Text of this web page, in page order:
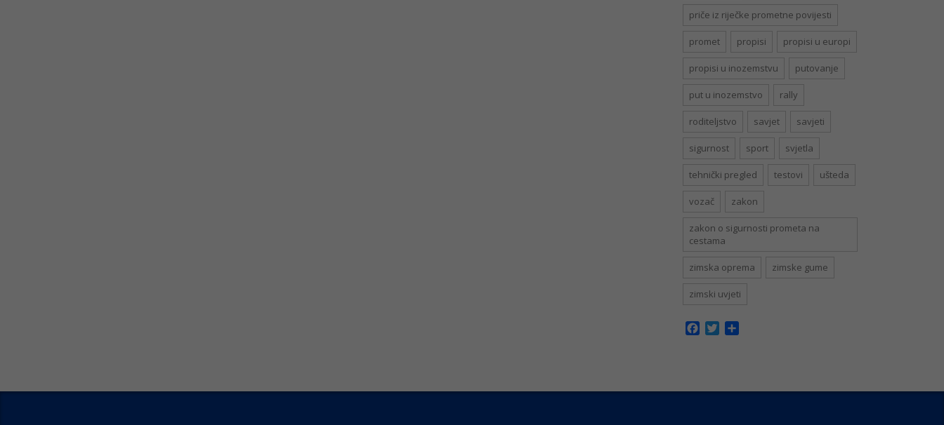
priče iz riječke prometne povijesti
promet propisi propisi u europi
propisi u inozemstvu putovanje
put u inozemstvo rally
roditeljstvo savjet savjeti
sigurnost sport svjetla
tehnički pregled testovi ušteda
vozač zakon
zakon o sigurnosti prometa na
cestama
zimska oprema zimske gume
zimski uvjeti
Facebook
Twitter